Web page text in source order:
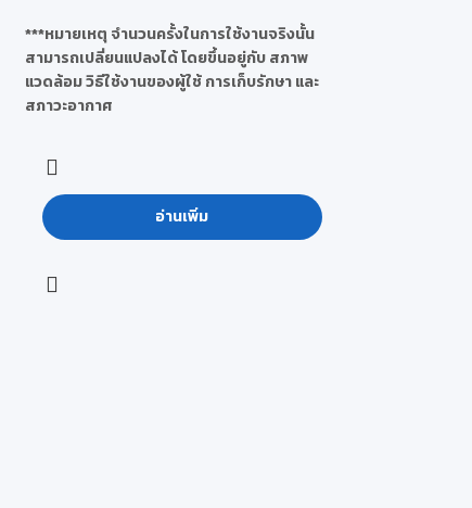
***หมายเหตุ จำนวนครั้งในการใช้งานจริงนั้น
สามารถเปลี่ยนแปลงได้ โดยขึ้นอยู่กับ สภาพ
แวดล้อม วิธีใช้งานของผู้ใช้ การเก็บรักษา และ
สภาวะอากาศ
อ่านเพิ่ม